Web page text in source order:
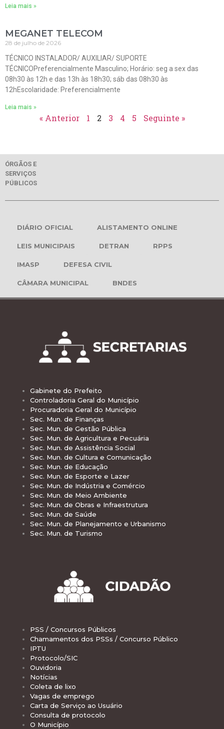
Leia mais »
MEGANET TELECOM
28 de julho de 2026
TÉCNICO INSTALADOR/ AUXILIAR/ SUPORTE
TÉCNICOPreferencialmente Masculino; Horário: seg a sex das
08h30 às 12h e das 13h às 18h30; sáb das 08h30 às
12hEscolaridade: Preferencialmente
Leia mais »
« Anterior 1 2 3 4 5 Seguinte »
ÓRGÃOS E
SERVIÇOS
PÚBLICOS
DIÁRIO OFICIAL ALISTAMENTO ONLINE
LEIS MUNICIPAIS DETRAN RPPS
IMASP DEFESA CIVIL
CÂMARA MUNICIPAL BNDES
Gabinete do Prefeito
Controladoria Geral do Município
Procuradoria Geral do Município
Sec. Mun. de Finanças
Sec. Mun. de Gestão Pública
Sec. Mun. de Agricultura e Pecuária
Sec. Mun. de Assistência Social
Sec. Mun. de Cultura e Comunicação
Sec. Mun. de Educação
Sec. Mun. de Esporte e Lazer
Sec. Mun. de Indústria e Comércio
Sec. Mun. de Meio Ambiente
Sec. Mun. de Obras e Infraestrutura
Sec. Mun. de Saúde
Sec. Mun. de Planejamento e Urbanismo
Sec. Mun. de Turismo
PSS / Concursos Públicos
Chamamentos dos PSSs / Concurso Público
IPTU
Protocolo/SIC
Ouvidoria
Notícias
Coleta de lixo
Vagas de emprego
Carta de Serviço ao Usuário
Consulta de protocolo
O Município